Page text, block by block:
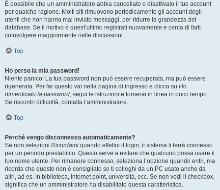
È possibile che un amministratore abbia cancellato o disattivato il tuo account
per qualche ragione. Molti siti rimuovono periodicamente gli account degli
utenti che non hanno mai inviato messaggi, per ridurre la grandezza del
database. Se il motivo è quest’ultimo registrati nuovamente e cerca di farti
coinvolgere maggiormente nelle discussioni.
Top
Ho perso la mia password!
Niente panico! La tua password non può essere recuperata, ma può essere
rigenerata. Per far questo vai nella pagina di ingresso e clicca su Ho
dimenticato la password, segui le istruzioni e tornerai in linea in poco tempo.
Se riscontri difficoltà, contatta l’amministratore.
Top
Perché vengo disconnesso automaticamente?
Se non selezioni Ricordami quando effettui il login, il sistema ti terrà connesso
per un periodo prestabilito. Questo serve a evitare che qualcuno possa usare il
tuo nome utente. Per rimanere connesso, seleziona l’opzione quando entri, ma
ricorda che questo non è consigliato se ti colleghi da un PC usato anche da
altri, ad es. in biblioteca, Internet point, università, ecc. Se non vedi il checkbox,
significa che un amministratore ha disabilitato questa caratteristica.